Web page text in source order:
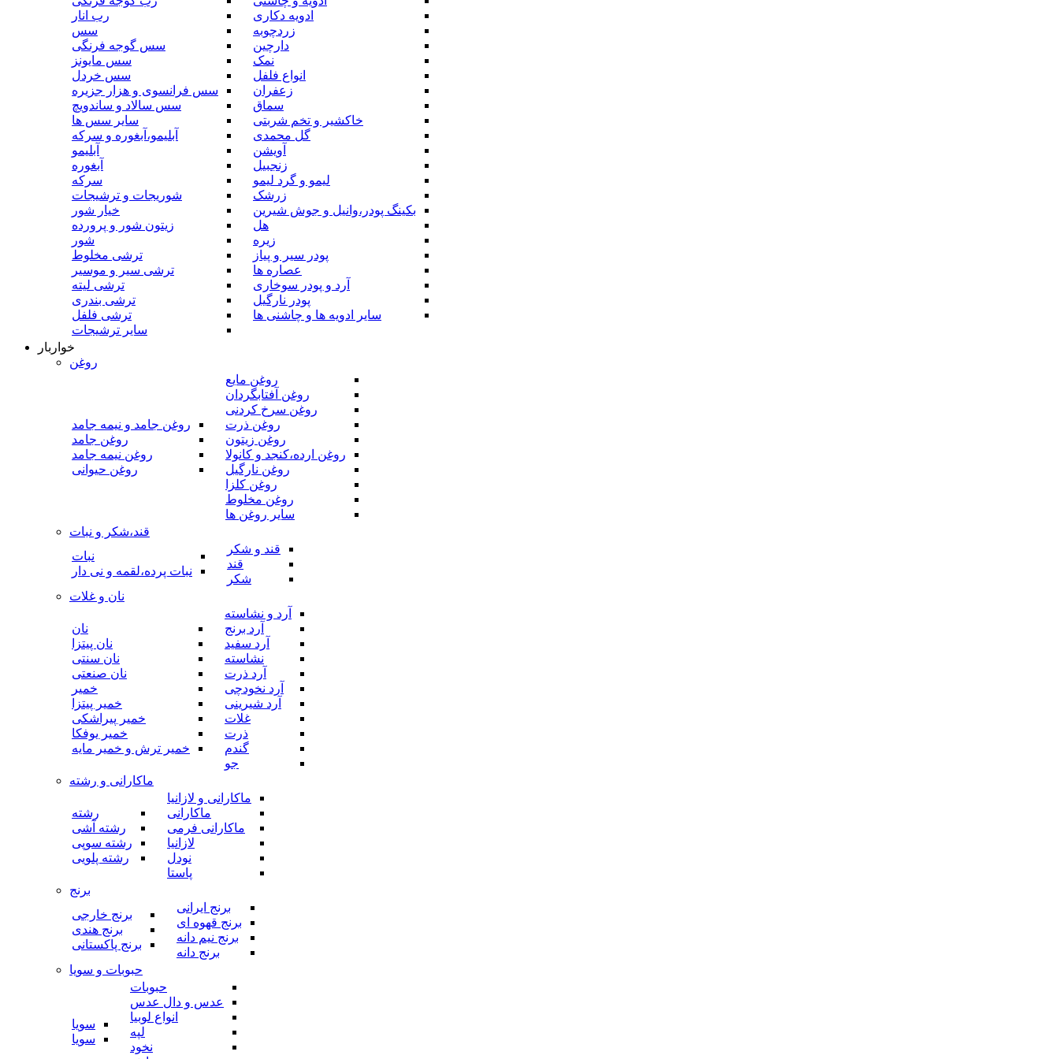
ادویه دکاری
زردچوبه
دارچین
نمک
انواع فلفل
زعفران
سماق
خاکشیر و تخم شربتی
گل محمدی
آویشن
زنجبیل
لیمو و گرد لیمو
زرشک
بکینگ پودر،وانیل و جوش شیرین
هل
زیره
پودر سیر و پیاز
عصاره ها
آرد و پودر سوخاری
پودر نارگیل
سایر ادویه ها و چاشنی ها
رب انار
سس
سس گوجه فرنگی
سس مایونز
سس خردل
سس فرانسوی و هزار جزیره
سس سالاد و ساندویچ
سایر سس ها
آبلیمو،آبغوره و سرکه
آبلیمو
آبغوره
سرکه
شوریجات و ترشیجات
خیار شور
زیتون شور و پرورده
شور
ترشی مخلوط
ترشی سیر و موسیر
ترشی لیته
ترشی بندری
ترشی فلفل
سایر ترشیجات
خواربار
روغن
روغن مایع
روغن آفتابگردان
روغن سرخ کردنی
روغن ذرت
روغن زیتون
روغن ارده،کنجد و کانولا
روغن نارگیل
روغن کلزا
روغن مخلوط
سایر روغن ها
روغن جامد و نیمه جامد
روغن جامد
روغن نیمه جامد
روغن حیوانی
قند،شکر و نبات
قند و شکر
قند
شکر
نبات
نبات پرده،لقمه و نی دار
نان و غلات
آرد و نشاسته
آرد برنج
آرد سفید
نشاسته
آرد ذرت
آرد نخودچی
آرد شیرینی
غلات
ذرت
گندم
جو
نان
نان پیتزا
نان سنتی
نان صنعتی
خمیر
خمیر پیتزا
خمیر پیراشکی
خمیر یوفکا
خمیر ترش و خمیر مایه
ماکارانی و رشته
ماکارانی و لازانیا
ماکارانی
ماکارانی فرمی
لازانیا
نودل
پاستا
رشته
رشته آشی
رشته سوپی
رشته پلویی
برنج
برنج ایرانی
برنج قهوه ای
برنج نیم دانه
برنج دانه
برنج خارجی
برنج هندی
برنج پاکستانی
حبوبات و سویا
حبوبات
عدس و دال عدس
انواع لوبیا
لپه
نخود
سویا
سویا